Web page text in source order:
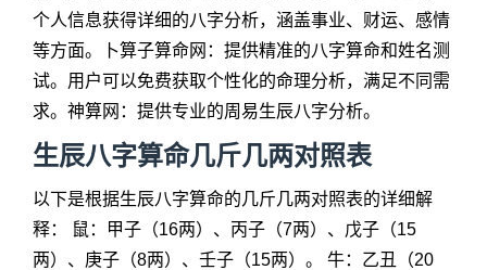
个人信息获得详细的八字分析，涵盖事业、财运、感情
等方面。卜算子算命网：提供精准的八字算命和姓名测
试。用户可以免费获取个性化的命理分析，满足不同需
求。神算网：提供专业的周易生辰八字分析。
生辰八字算命几斤几两对照表
以下是根据生辰八字算命的几斤几两对照表的详细解
释： 鼠：甲子（16两）、丙子（7两）、戊子（15
两）、庚子（8两）、壬子（15两）。 牛：乙丑（20